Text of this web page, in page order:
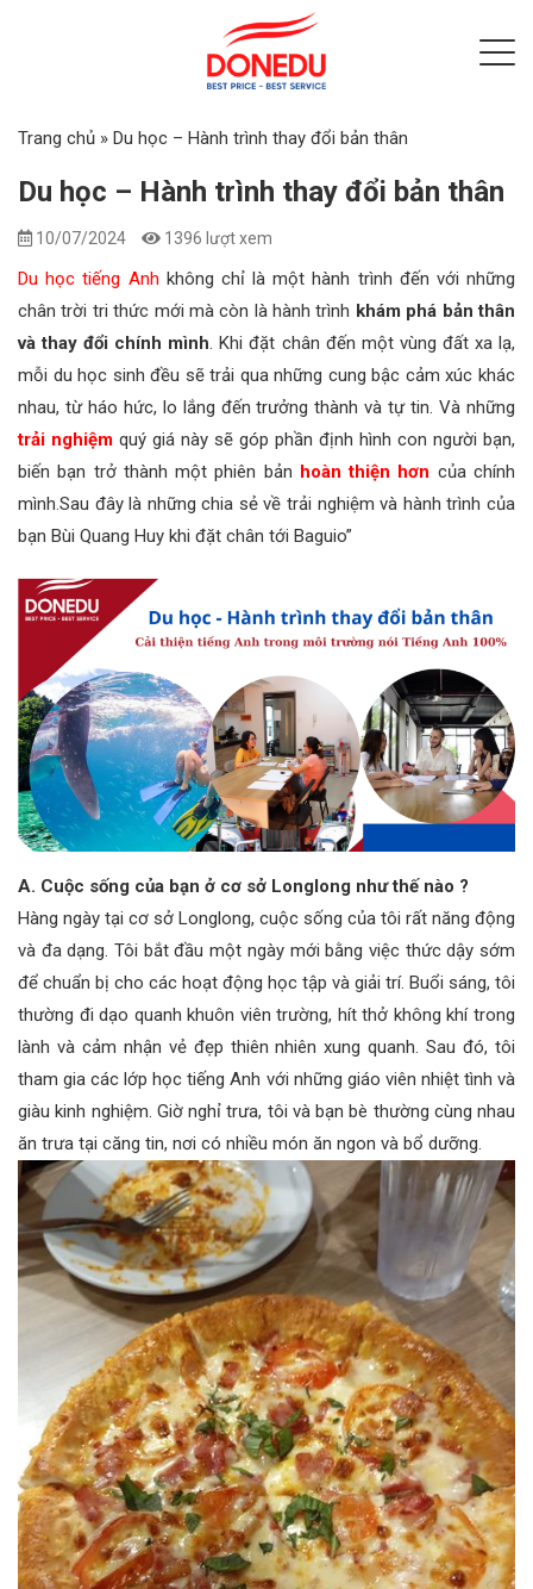
Trang chủ » Du học – Hành trình thay đổi bản thân
Du học – Hành trình thay đổi bản thân
10/07/2024 1396 lượt xem
Du học tiếng Anh không chỉ là một hành trình đến với những
chân trời tri thức mới mà còn là hành trình khám phá bản thân
và thay đổi chính mình. Khi đặt chân đến một vùng đất xa lạ,
mỗi du học sinh đều sẽ trải qua những cung bậc cảm xúc khác
nhau, từ háo hức, lo lắng đến trưởng thành và tự tin. Và những
trải nghiệm quý giá này sẽ góp phần định hình con người bạn,
biến bạn trở thành một phiên bản hoàn thiện hơn của chính
mình.Sau đây là những chia sẻ về trải nghiệm và hành trình của
bạn Bùi Quang Huy khi đặt chân tới Baguio”
A. Cuộc sống của bạn ở cơ sở Longlong như thế nào ?
Hàng ngày tại cơ sở Longlong, cuộc sống của tôi rất năng động
và đa dạng. Tôi bắt đầu một ngày mới bằng việc thức dậy sớm
để chuẩn bị cho các hoạt động học tập và giải trí. Buổi sáng, tôi
thường đi dạo quanh khuôn viên trường, hít thở không khí trong
lành và cảm nhận vẻ đẹp thiên nhiên xung quanh. Sau đó, tôi
tham gia các lớp học tiếng Anh với những giáo viên nhiệt tình và
giàu kinh nghiệm. Giờ nghỉ trưa, tôi và bạn bè thường cùng nhau
ăn trưa tại căng tin, nơi có nhiều món ăn ngon và bổ dưỡng.